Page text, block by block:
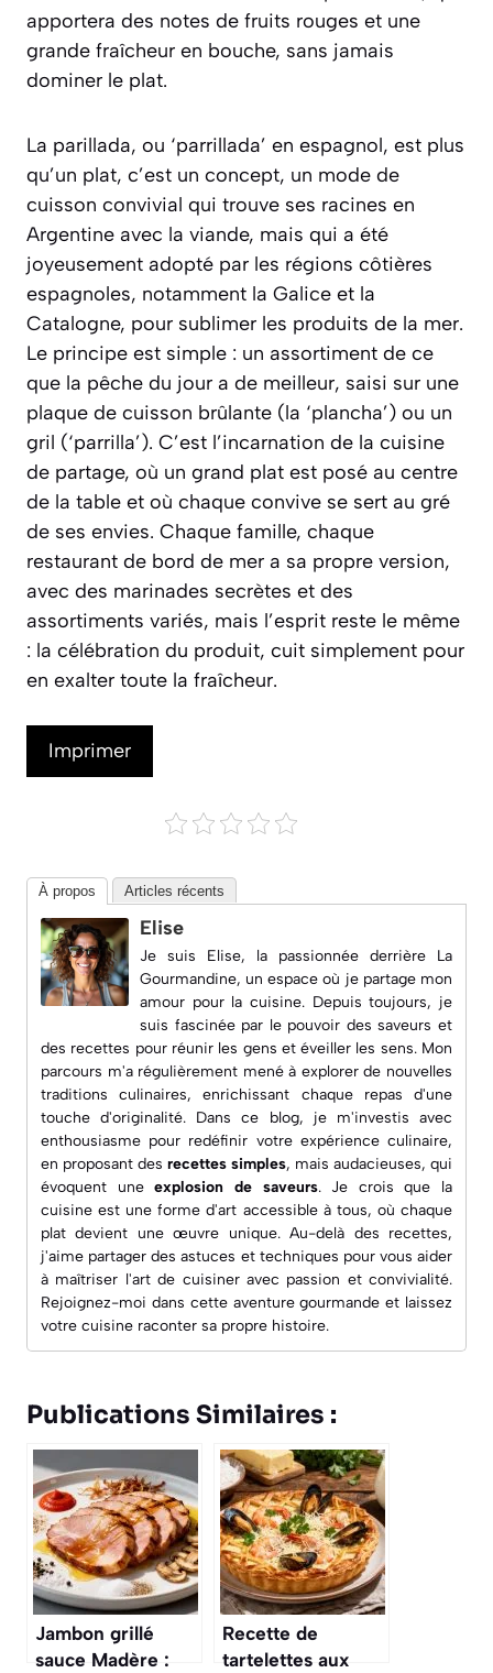
apportera des notes de fruits rouges et une
grande fraîcheur en bouche, sans jamais
dominer le plat.
La parillada, ou ‘parrillada’ en espagnol, est plus
qu’un plat, c’est un concept, un mode de
cuisson convivial qui trouve ses racines en
Argentine avec la viande, mais qui a été
joyeusement adopté par les régions côtières
espagnoles, notamment la Galice et la
Catalogne, pour sublimer les produits de la mer.
Le principe est simple : un assortiment de ce
que la pêche du jour a de meilleur, saisi sur une
plaque de cuisson brûlante (la ‘plancha’) ou un
gril (‘parrilla’). C’est l’incarnation de la cuisine
de partage, où un grand plat est posé au centre
de la table et où chaque convive se sert au gré
de ses envies. Chaque famille, chaque
restaurant de bord de mer a sa propre version,
avec des marinades secrètes et des
assortiments variés, mais l’esprit reste le même
: la célébration du produit, cuit simplement pour
en exalter toute la fraîcheur.
Imprimer
À propos Articles récents
Elise
Je suis Elise, la passionnée derrière La
Gourmandine, un espace où je partage mon
amour pour la cuisine. Depuis toujours, je
suis fascinée par le pouvoir des saveurs et
des recettes pour réunir les gens et éveiller les sens. Mon
parcours m'a régulièrement mené à explorer de nouvelles
traditions culinaires, enrichissant chaque repas d'une
touche d'originalité. Dans ce blog, je m'investis avec
enthousiasme pour redéfinir votre expérience culinaire,
en proposant des recettes simples, mais audacieuses, qui
évoquent uneexplosion de saveurs. Je crois que la
cuisine est une forme d'art accessible à tous, où chaque
plat devient une œuvre unique. Au-delà des recettes,
j'aime partager des astuces et techniques pour vous aider
à maîtriser l'art de cuisiner avec passion et convivialité.
Rejoignez-moi dans cette aventure gourmande et laissez
votre cuisine raconter sa propre histoire.
Publications Similaires :
Jambon grillé
sauce Madère :
Recette de
tartelettes aux